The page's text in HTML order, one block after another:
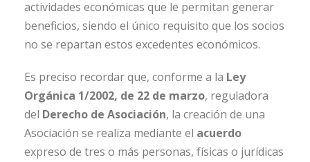
actividades económicas que le permitan generar
beneficios, siendo el único requisito que los socios
no se repartan estos excedentes económicos.
Es preciso recordar que, conforme a la Ley
Orgánica 1/2002, de 22 de marzo, reguladora
del Derecho de Asociación, la creación de una
Asociación se realiza mediante el acuerdo
expreso de tres o más personas, físicas o jurídicas